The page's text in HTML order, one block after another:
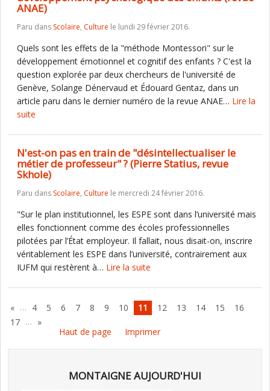
ANAE)
Paru dans Scolaire, Culture le lundi 29 février 2016.
Quels sont les effets de la "méthode Montessori" sur le
développement émotionnel et cognitif des enfants ? C'est la
question explorée par deux chercheurs de l'université de
Genève, Solange Dénervaud et Édouard Gentaz, dans un
article paru dans le dernier numéro de la revue ANAE… Lire la
suite
N'est-on pas en train de "désintellectualiser le
métier de professeur" ? (Pierre Statius, revue
Skhole)
Paru dans Scolaire, Culture le mercredi 24 février 2016.
"Sur le plan institutionnel, les ESPE sont dans l’université mais
elles fonctionnent comme des écoles professionnelles
pilotées par l’État employeur. Il fallait, nous disait-on, inscrire
véritablement les ESPE dans l’université, contrairement aux
IUFM qui restèrent à… Lire la suite
« … 4 5 6 7 8 9 10 11 12 13 14 15
16
17 … »
Haut de page
Imprimer
MONTAIGNE AUJOURD'HUI